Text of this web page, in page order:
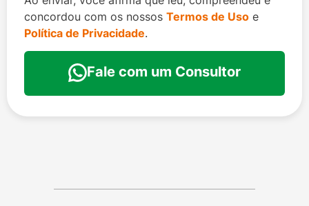
concordou com os nossos Termos de Uso e
Política de Privacidade.
Fale com um Consultor